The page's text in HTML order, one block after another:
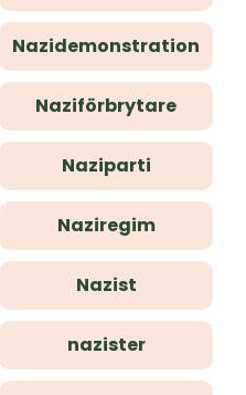
Nazidemonstration
Naziförbrytare
Naziparti
Naziregim
Nazist
nazister